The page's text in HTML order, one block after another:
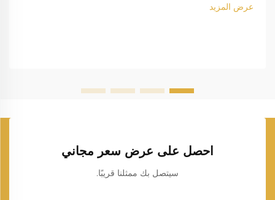
عرض المزيد
احصل على عرض سعر مجاني
سيتصل بك ممثلنا قريبًا.